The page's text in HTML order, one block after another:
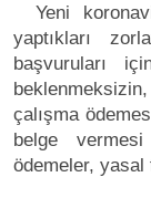
Yeni
yaptıkları
başvuruları
çalışma
belge
ödemeler,